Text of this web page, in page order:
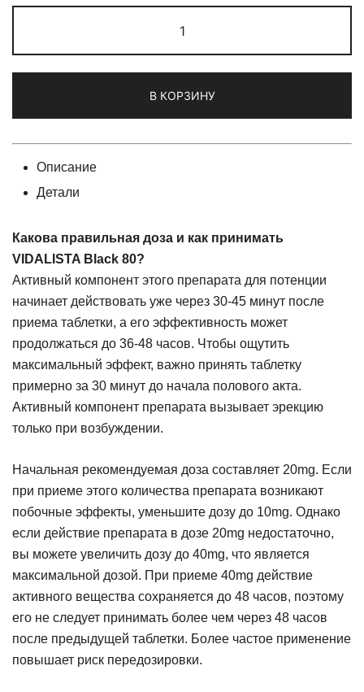
товара
VIDALISTA
80
(Tadalafil
80mg)
В КОРЗИНУ
Описание
Детали
Какова правильная доза и как принимать
VIDALISTA Black 80?
Активный компонент этого препарата для потенции
начинает действовать уже через 30-45 минут после
приема таблетки, а его эффективность может
продолжаться до 36-48 часов. Чтобы ощутить
максимальный эффект, важно принять таблетку
примерно за 30 минут до начала полового акта.
Активный компонент препарата вызывает эрекцию
только при возбуждении.
Начальная рекомендуемая доза составляет 20mg. Если
при приеме этого количества препарата возникают
побочные эффекты, уменьшите дозу до 10mg. Однако
если действие препарата в дозе 20mg недостаточно,
вы можете увеличить дозу до 40mg, что является
максимальной дозой. При приеме 40mg действие
активного вещества сохраняется до 48 часов, поэтому
его не следует принимать более чем через 48 часов
после предыдущей таблетки. Более частое применение
повышает риск передозировки.